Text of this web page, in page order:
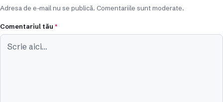
Adresa de e-mail nu se publică. Comentariile sunt moderate.
Comentariul tău *